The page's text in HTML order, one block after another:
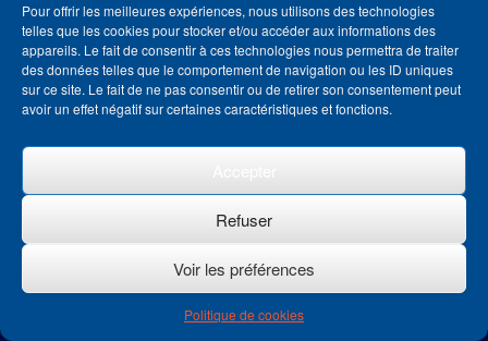
Pour offrir les meilleures expériences, nous utilisons des technologies
telles que les cookies pour stocker et/ou accéder aux informations des
appareils. Le fait de consentir à ces technologies nous permettra de traiter
des données telles que le comportement de navigation ou les ID uniques
sur ce site. Le fait de ne pas consentir ou de retirer son consentement peut
avoir un effet négatif sur certaines caractéristiques et fonctions.
Refuser
Voir les préférences
Politique de cookies
Theme bySiteOrigin